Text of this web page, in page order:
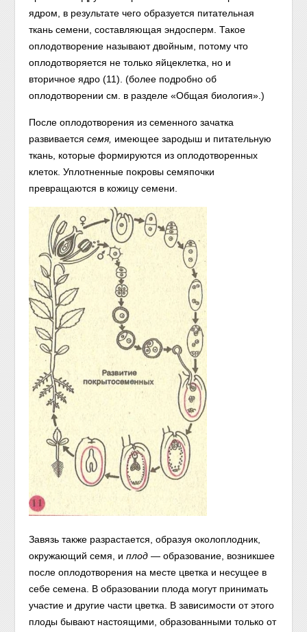
ядром, в результате чего образуется питательная
ткань семени, составляющая эндосперм. Такое
оплодотворение называют двойным, потому что
оплодотворяется не только яйцеклетка, но и
вторичное ядро (11). (более подробно об
оплодотворении см. в разделе «Общая биология».)
После оплодотворения из семенного зачатка
развивается семя, имеющее зародыш и питательную
ткань, которые формируются из оплодотворенных
клеток. Уплотненные покровы семяпочки
превращаются в кожицу семени.
Завязь также разрастается, образуя околоплодник,
окружающий семя, и плод — образование, возникшее
после оплодотворения на месте цветка и несущее в
себе семена. В образовании плода могут принимать
участие и другие части цветка. В зависимости от этого
плоды бывают настоящими, образованными только от